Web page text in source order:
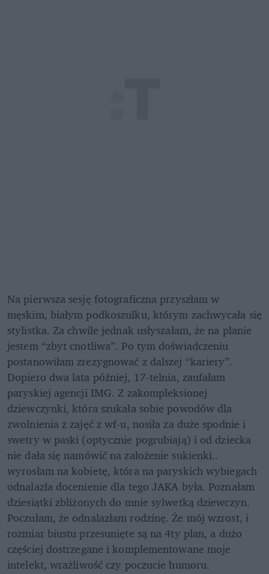
Na pierwsza sesję fotograficzna przyszłam w
męskim, białym podkoszulku, którym zachwycała się
stylistka. Za chwile jednak usłyszałam, że na planie
jestem “zbyt cnotliwa”. Po tym doświadczeniu
postanowiłam zrezygnować z dalszej “kariery”.
Dopiero dwa lata później, 17-telnia, zaufałam
paryskiej agencji IMG. Z zakompleksionej
dziewczynki, która szukała sobie powodów dla
zwolnienia z zajęć z wf-u, nosiła za duże spodnie i
swetry w paski (optycznie pogrubiają) i od dziecka
nie dała się namówić na założenie sukienki..
wyrosłam na kobietę, która na paryskich wybiegach
odnalazła docenienie dla tego JAKA była. Poznałam
dziesiątki zbliżonych do mnie sylwetką dziewczyn.
Poczułam, że odnalazłam rodzinę. Że mój wzrost, i
rozmiar biustu przesunięte są na 4ty plan, a dużo
częściej dostrzegane i komplementowane moje
intelekt, wrażliwość czy poczucie humoru.